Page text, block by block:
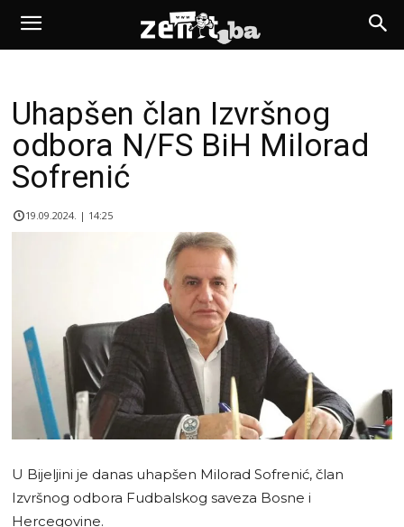
Uhapšen član Izvršnog
odbora N/FS BiH Milorad
Sofrenić
19.09.2024. | 14:25
U Bijeljini je danas uhapšen Milorad Sofrenić, član
Izvršnog odbora Fudbalskog saveza Bosne i
Hercegovine.